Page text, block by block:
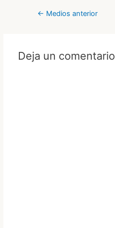
Navegación
← Medios anterior
Deja un comentario